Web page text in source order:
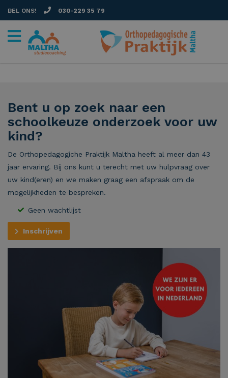
BEL ONS! 030-229 35 79
Bent u op zoek naar een
schoolkeuze onderzoek voor uw
kind?
De Orthopedagogiche Praktijk Maltha heeft al meer dan 43
jaar ervaring. Bij ons kunt u terecht met uw hulpvraag over
uw kind(eren) en we maken graag een afspraak om de
mogelijkheden te bespreken.
Geen wachtlijst
Inschrijven